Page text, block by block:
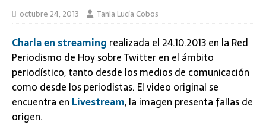
octubre 24, 2013 Tania Lucía Cobos
Charla en streaming realizada el 24.10.2013 en la Red
Periodismo de Hoy sobre Twitter en el ámbito
periodístico, tanto desde los medios de comunicación
como desde los periodistas. El video original se
encuentra en Livestream, la imagen presenta fallas de
origen.